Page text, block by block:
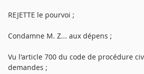
REJETTE le pourvoi ;
Condamne M. Z... aux dépens ;
Vu l'article 700 du code de procédure
demandes ;